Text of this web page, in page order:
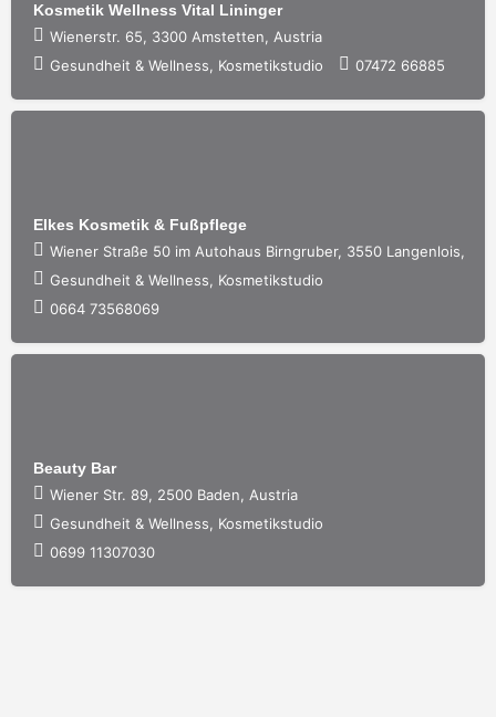
Kosmetik Wellness Vital Lininger
Wienerstr. 65, 3300 Amstetten, Austria
Gesundheit & Wellness, Kosmetikstudio
07472 66885
Elkes Kosmetik & Fußpflege
Wiener Straße 50 im Autohaus Birngruber, 3550 Langenlois,
Gesundheit & Wellness, Kosmetikstudio
0664 73568069
Beauty Bar
Wiener Str. 89, 2500 Baden, Austria
Gesundheit & Wellness, Kosmetikstudio
0699 11307030